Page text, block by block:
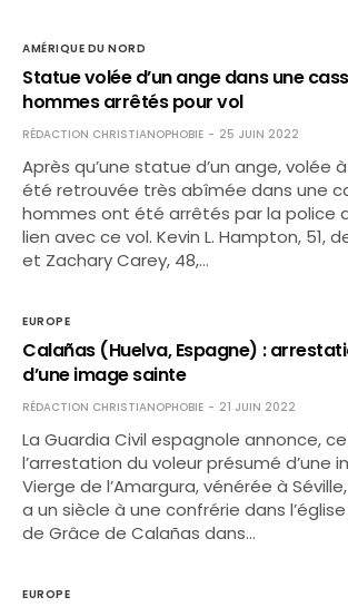
AMÉRIQUE DU NORD
Statue volée d’un ange dans une
hommes arrêtés pour vol
RÉDACTION CHRISTIANOPHOBIE 25 JUIN 2022
Après qu’une statue d’un ange, volée
été retrouvée très abîmée dans une
hommes ont été arrêtés par la police
lien avec ce vol. Kevin L. Hampton, 51,
et Zachary Carey, 48,…
EUROPE
Calañas (Huelva, Espagne) :
d’une image sainte
RÉDACTION CHRISTIANOPHOBIE 21 JUIN 2022
La Guardia Civil espagnole annonce, ce
l’arrestation du voleur présumé d’une
Vierge de l’Amargura, vénérée à
a un siècle à une confrérie dans
de Grâce de Calañas dans…
EUROPE